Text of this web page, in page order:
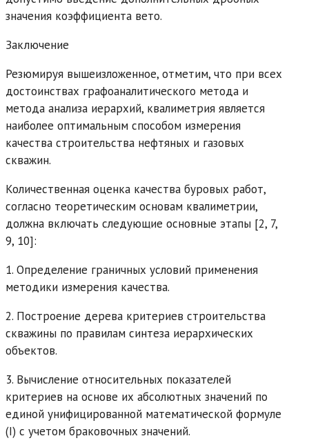
значения коэффициента вето.
Заключение
Резюмируя вышеизложенное, отметим, что при всех
достоинствах графоаналитического метода и
метода анализа иерархий, квалиметрия является
наиболее оптимальным способом измерения
качества строительства нефтяных и газовых
скважин.
Количественная оценка качества буровых работ,
согласно теоретическим основам квалиметрии,
должна включать следующие основные этапы [2, 7,
9, 10]:
1. Определение граничных условий применения
методики измерения качества.
2. Построение дерева критериев строительства
скважины по правилам синтеза иерархических
объектов.
3. Вычисление относительных показателей
критериев на основе их абсолютных значений по
единой унифицированной математической формуле
(I) с учетом браковочных значений.